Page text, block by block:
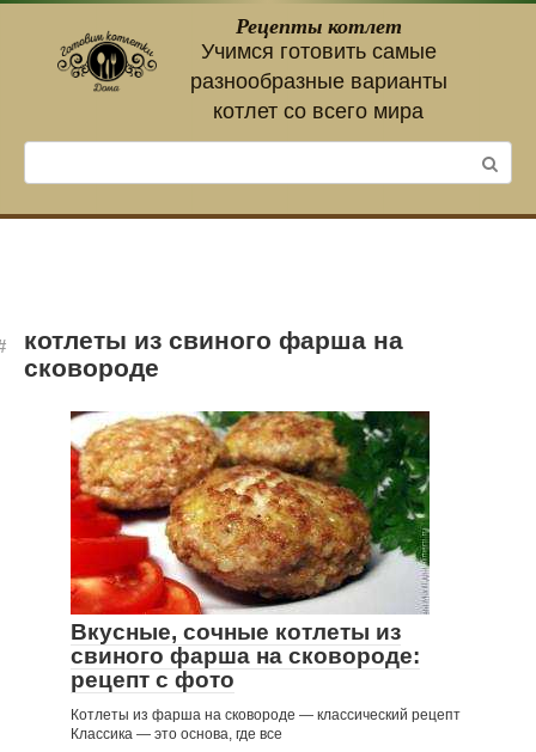
контенту
Рецепты котлет
Учимся готовить самые
разнообразные варианты
котлет со всего мира
котлеты из свиного фарша на
сковороде
Вкусные, сочные котлеты из
свиного фарша на сковороде:
рецепт с фото
Котлеты из фарша на сковороде — классический рецепт
Классика — это основа, где все